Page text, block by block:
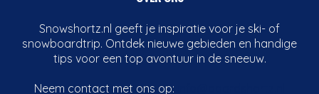
Snowshortz.nl geeft je inspiratie voor je ski- of
snowboardtrip. Ontdek nieuwe gebieden en handige
tips voor een top avontuur in de sneeuw.
Neem contact met ons op: